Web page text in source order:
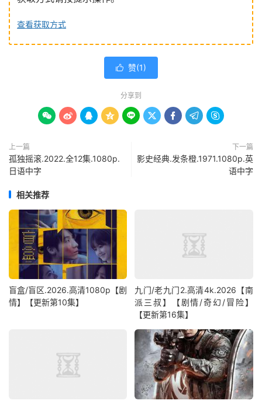
查看获取方式
 赞(1)
分享到
        
上一篇
孤独摇滚.2022.全12集.1080p.
日语中字
下一篇
影史经典.发条橙.1971.1080p.英
语中字
相关推荐
盲盒/盲区.2026.高清1080p【剧
情】【更新第10集】
九门/老九门2.高清4k.2026【南
派三叔】【剧情/奇幻/冒险】
【更新第16集】